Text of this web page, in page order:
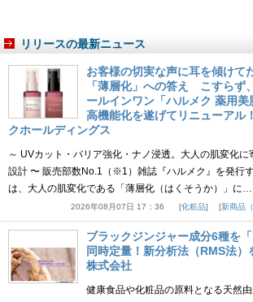
リリースの最新ニュース
お客様の切実な声に耳を傾けて
「薄層化」への答え こすらず
ールインワン「ハルメク 薬用
高機能化を遂げてリニューアル
クホールディングス
～ UVカット・バリア強化・ナノ浸透。大人の肌変化
設計 〜 販売部数No.1（※1）雑誌『ハルメク』を発行
は、大人の肌変化である「薄層化（はくそうか）」に
2026年08月07日 17：36 化粧品 新商品（
ブラックジンジャー成分6種を
同時定量！新分析法（RMS法
株式会社
健康食品や化粧品の原料となる天然